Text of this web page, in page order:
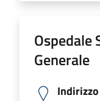
Ospedale
Generale
Indirizzo